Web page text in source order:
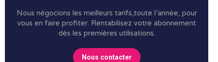
Nous négocions les meilleurs tarifs,toute l’année, pour
vous en faire profiter. Rentabilisez votre abonnement
dès les premières utilisations.
Nous contacter